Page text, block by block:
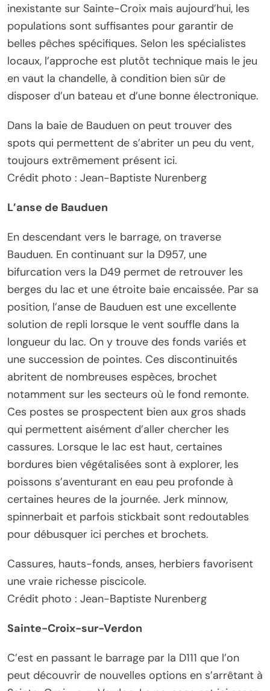
inexistante sur Sainte-Croix mais aujourd’hui, les
populations sont suffisantes pour garantir de
belles pêches spécifiques. Selon les spécialistes
locaux, l’approche est plutôt technique mais le jeu
en vaut la chandelle, à condition bien sûr de
disposer d’un bateau et d’une bonne électronique.
Dans la baie de Bauduen on peut trouver des
spots qui permettent de s’abriter un peu du vent,
toujours extrêmement présent ici.
Crédit photo : Jean-Baptiste Nurenberg
L’anse de Bauduen
En descendant vers le barrage, on traverse
Bauduen. En continuant sur la D957, une
bifurcation vers la D49 permet de retrouver les
berges du lac et une étroite baie encaissée. Par sa
position, l’anse de Bauduen est une excellente
solution de repli lorsque le vent souffle dans la
longueur du lac. On y trouve des fonds variés et
une succession de pointes. Ces discontinuités
abritent de nombreuses espèces, brochet
notamment sur les secteurs où le fond remonte.
Ces postes se prospectent bien aux gros shads
qui permettent aisément d’aller chercher les
cassures. Lorsque le lac est haut, certaines
bordures bien végétalisées sont à explorer, les
poissons s’aventurant en eau peu profonde à
certaines heures de la journée. Jerk minnow,
spinnerbait et parfois stickbait sont redoutables
pour débusquer ici perches et brochets.
Cassures, hauts-fonds, anses, herbiers favorisent
une vraie richesse piscicole.
Crédit photo : Jean-Baptiste Nurenberg
Sainte-Croix-sur-Verdon
C’est en passant le barrage par la D111 que l’on
peut découvrir de nouvelles options en s’arrêtant à